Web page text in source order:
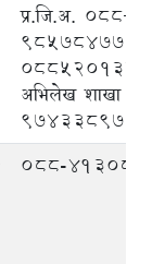
प्र.जि.अ.
०८८५२०१३४,
अभिलेख शाखा
९७४३३८९७३६
088-413083